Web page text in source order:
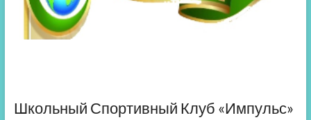
Школьный Спортивный Клуб «Импульс»